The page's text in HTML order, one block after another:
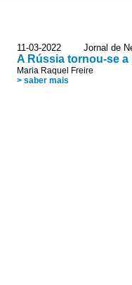
11-03-2022 Jornal de
A Rússia tornou-se
Maria Raquel Freire
> saber mais